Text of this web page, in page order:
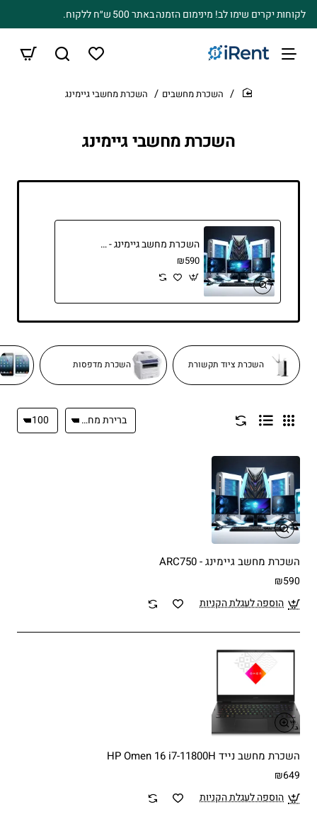
לקוחות יקרים שימו לב! מינימום הזמנה באתר 500 ש״ח ללקוח.
השכרת מחשבי גיימינג
home
השכרת מחשבים השכרת מחשבי גיימינג
השכרת מחשב גיימינג - ARC750
₪590
השכרת ציוד תקשורת השכרת מדפסות
השכרת מחשב גיימינג - ARC750
₪590
הוספה לעגלת הקניות
השכרת מחשב נייד HP Omen 16 i7-11800H
₪649
הוספה לעגלת הקניות